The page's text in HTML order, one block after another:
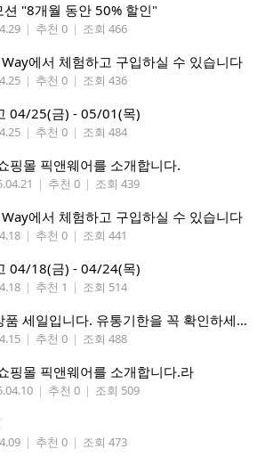
"8개월 동안 50% 할인"
| 추천 0 | 조회 466
에서 체험하고 구입하실 수 있습니다
| 추천 0 | 조회 436
04/25(금) - 05/01(목)
| 추천 0 | 조회 484
핑몰 픽앤웨어를 소개합니다.
| 추천 0 | 조회 439
에서 체험하고 구입하실 수 있습니다
| 추천 0 | 조회 441
04/18(금) - 04/24(목)
| 추천 1 | 조회 514
패키지 SS - 임박상품 세일입니다. 유통기한을 꼭 확인하세요.
| 추천 0 | 조회 488
핑몰 픽앤웨어를 소개합니다.라
| 추천 0 | 조회 509
| 추천 0 | 조회 473